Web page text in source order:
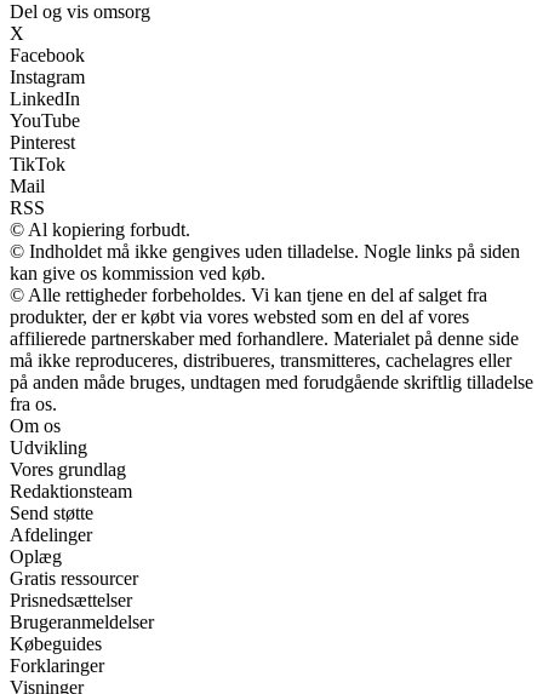
Del og vis omsorg
X
Facebook
Instagram
LinkedIn
YouTube
Pinterest
TikTok
Mail
RSS
© Al kopiering forbudt.
© Indholdet må ikke gengives uden tilladelse. Nogle links på siden
kan give os kommission ved køb.
© Alle rettigheder forbeholdes. Vi kan tjene en del af salget fra
produkter, der er købt via vores websted som en del af vores
affilierede partnerskaber med forhandlere. Materialet på denne side
må ikke reproduceres, distribueres, transmitteres, cachelagres eller
på anden måde bruges, undtagen med forudgående skriftlig tilladelse
fra os.
Om os
Udvikling
Vores grundlag
Redaktionsteam
Send støtte
Afdelinger
Oplæg
Gratis ressourcer
Prisnedsættelser
Brugeranmeldelser
Købeguides
Forklaringer
Visninger